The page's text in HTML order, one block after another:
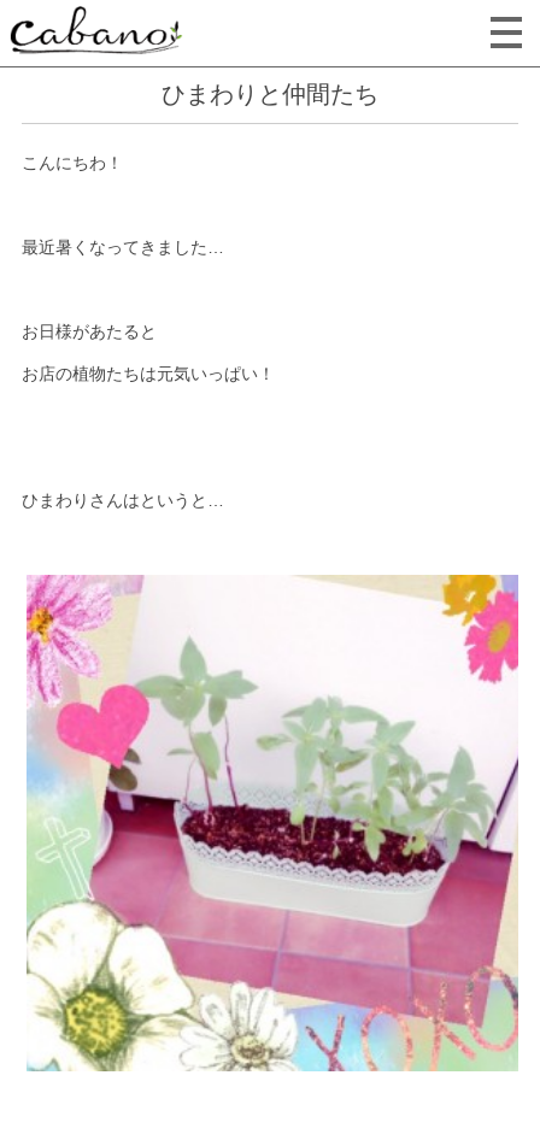
ひまわりと仲間たち
こんにちわ！
最近暑くなってきました…
お日様があたると
お店の植物たちは元気いっぱい！
ひまわりさんはというと…